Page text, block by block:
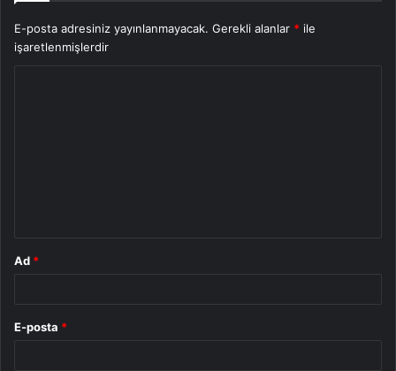
E-posta adresiniz yayınlanmayacak. Gerekli alanlar * ile
işaretlenmişlerdir
Ad *
E-posta *